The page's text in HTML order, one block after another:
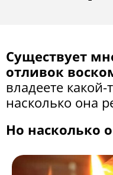
Существует
отливок
владеете
насколько она
Но насколько